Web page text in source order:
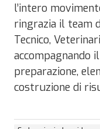
l’intero
ringrazia il team
Tecnico,
accompagnando
preparazione,
costruzione di